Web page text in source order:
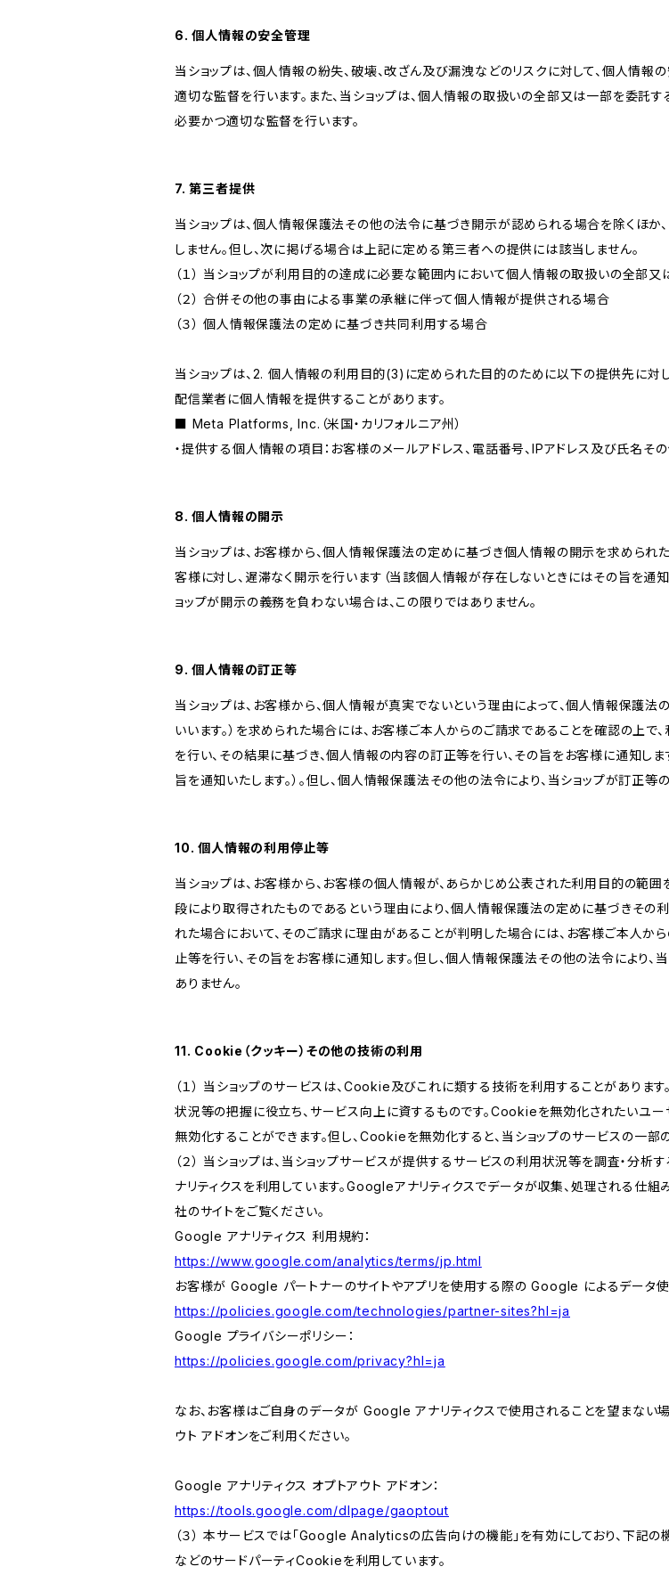
6. 個人情報の安全管理
当ショップは、個人情報の紛失、破壊、改ざん及び漏洩などのリスクに対して、個人情報
適切な監督を行います。また、当ショップは、個人情報の取扱いの全部又は一部を委託
必要かつ適切な監督を行います。
7. 第三者提供
当ショップは、個人情報保護法その他の法令に基づき開示が認められる場合を除くほ
しません。但し、次に掲げる場合は上記に定める第三者への提供には該当しません。
（１） 当ショップが利用目的の達成に必要な範囲内において個人情報の取扱いの全部
（２） 合併その他の事由による事業の承継に伴って個人情報が提供される場合
（３） 個人情報保護法の定めに基づき共同利用する場合
当ショップは、2. 個人情報の利用目的(3)に定められた目的のために以下の提供先に対
配信業者に個人情報を提供することがあります。
■ Meta Platforms, Inc.（米国・カリフォルニア州）
・提供する個人情報の項目：お客様のメールアドレス、電話番号、IPアドレス及び氏名
8. 個人情報の開示
当ショップは、お客様から、個人情報保護法の定めに基づき個人情報の開示を求められ
客様に対し、遅滞なく開示を行います（当該個人情報が存在しないときにはその旨を通知
ョップが開示の義務を負わない場合は、この限りではありません。
9. 個人情報の訂正等
当ショップは、お客様から、個人情報が真実でないという理由によって、個人情報保護
いいます。）を求められた場合には、お客様ご本人からのご請求であることを確認の上
を行い、その結果に基づき、個人情報の内容の訂正等を行い、その旨をお客様に通知し
旨を通知いたします。）。但し、個人情報保護法その他の法令により、当ショップが訂正
10. 個人情報の利用停止等
当ショップは、お客様から、お客様の個人情報が、あらかじめ公表された利用目的の範
段により取得されたものであるという理由により、個人情報保護法の定めに基づきその利
れた場合において、そのご請求に理由があることが判明した場合には、お客様ご本人か
止等を行い、その旨をお客様に通知します。但し、個人情報保護法その他の法令により
ありません。
11. Cookie（クッキー）その他の技術の利用
（１） 当ショップのサービスは、Cookie及びこれに類する技術を利用することがありま
状況等の把握に役立ち、サービス向上に資するものです。Cookieを無効化されたいユ
無効化することができます。但し、Cookieを無効化すると、当ショップのサービスの一
（２） 当ショップは、当ショップサービスが提供するサービスの利用状況等を調査・
ナリティクスを利用しています。Googleアナリティクスでデータが収集、処理される仕
社のサイトをご覧ください。
Google アナリティクス 利用規約：
https://www.google.com/analytics/terms/jp.html
お客様が Google パートナーのサイトやアプリを使用する際の Google によるデータ使
https://policies.google.com/technologies/partner-sites?hl=ja
Google プライバシーポリシー：
https://policies.google.com/privacy?hl=ja
なお、お客様はご自身のデータが Google アナリティクスで使用されることを望まな
ウト アドオンをご利用ください。
Google アナリティクス オプトアウト アドオン：
https://tools.google.com/dlpage/gaoptout
（３） 本サービスでは「Google Analyticsの広告向けの機能」を有効にしており、下
などのサードパーティCookieを利用しています。